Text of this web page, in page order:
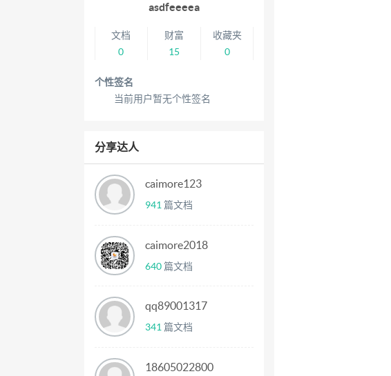
asdfeeeea
文档
0
财富
15
收藏夹
0
个性签名
当前用户暂无个性签名
分享达人
caimore123
941 篇文档
caimore2018
640篇文档
qq89001317
341 篇文档
18605022800